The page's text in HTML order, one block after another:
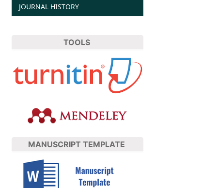
JOURNAL HISTORY
TOOLS
MANUSCRIPT TEMPLATE